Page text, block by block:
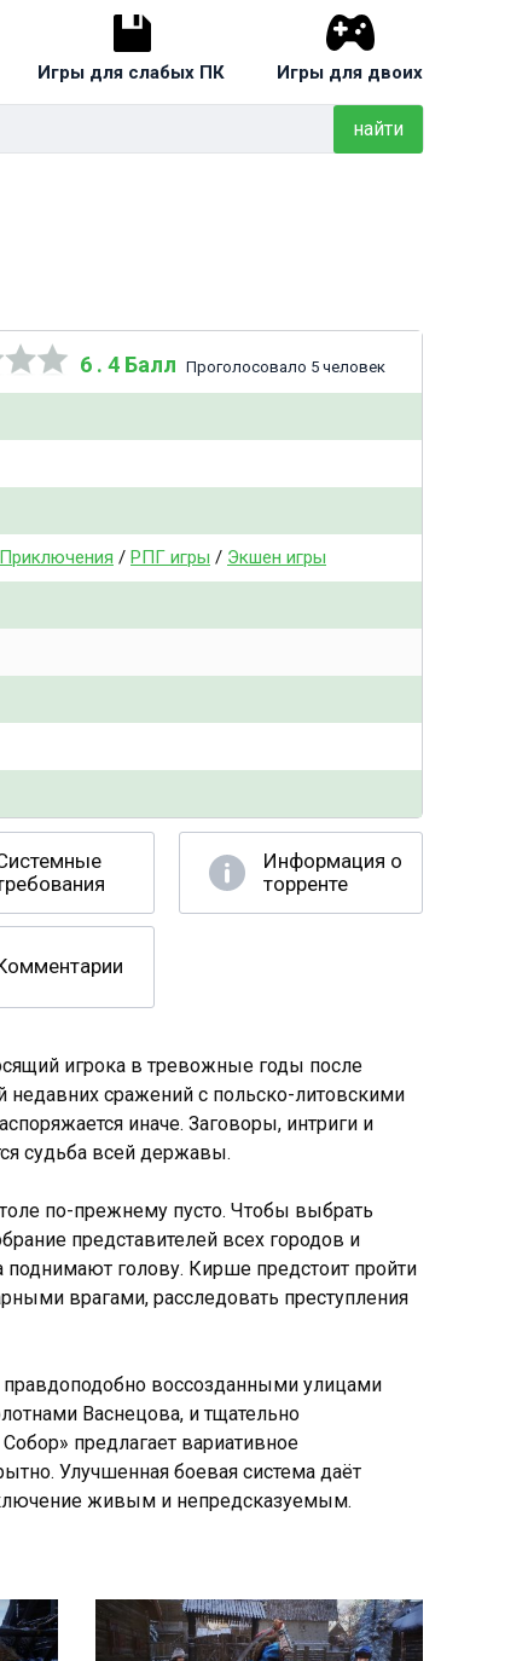
Игры для слабых ПК Игры для двоих
найти
6 . 4 Балл Проголосовало 5 человек
Приключения / РПГ игры / Экшен игры
Информация о
торренте
игрока в тревожные годы после
недавних сражений с польско-литовскими
иначе. Заговоры, интриги и
судьба всей державы.
по-прежнему пусто. Чтобы выбрать
представителей всех городов и
поднимают голову. Кирше предстоит пройти
врагами, расследовать преступления
правдоподобно воссозданными улицами
Васнецова, и тщательно
предлагает вариативное
Улучшенная боевая система даёт
живым и непредсказуемым.